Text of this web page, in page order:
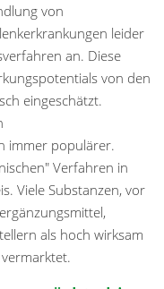
von
leider
an. Diese
von den
eingeschätzt.
immer populärer.
Verfahren in
Viele Substanzen, vor
als hoch wirksam